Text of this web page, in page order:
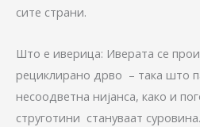
сите страни.
Што е иверица: Иверата се
рециклирано дрво – така што
несоодветна нијанса, како и
струготини стануваат